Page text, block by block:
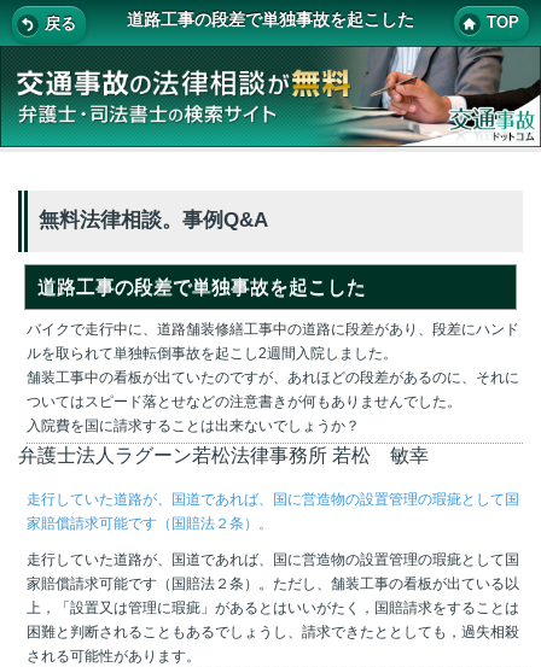
戻る 道路工事の段差で単独事故を起こした TOP
無料法律相談。事例Q&A
道路工事の段差で単独事故を起こした
バイクで走行中に、道路舗装修繕工事中の道路に段差があり、段差にハンド
ルを取られて単独転倒事故を起こし2週間入院しました。
舗装工事中の看板が出ていたのですが、あれほどの段差があるのに、それに
ついてはスピード落とせなどの注意書きが何もありませんでした。
入院費を国に請求することは出来ないでしょうか？
弁護士法人ラグーン若松法律事務所 若松 敏幸
走行していた道路が、国道であれば、国に営造物の設置管理の瑕疵として国
家賠償請求可能です（国賠法２条）。
走行していた道路が、国道であれば、国に営造物の設置管理の瑕疵として国
家賠償請求可能です（国賠法２条）。ただし、舗装工事の看板が出ている以
上，「設置又は管理に瑕疵」があるとはいいがたく，国賠請求をすることは
困難と判断されることもあるでしょうし、請求できたととしても，過失相殺
される可能性があります。